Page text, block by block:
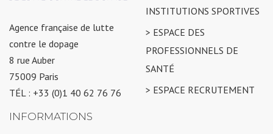
Agence française de lutte
contre le dopage
8 rue Auber
75009 Paris
TÉL : +33 (0)1 40 62 76 76
INSTITUTIONS SPORTIVES
> ESPACE DES
PROFESSIONNELS DE
SANTÉ
> ESPACE RECRUTEMENT
INFORMATIONS